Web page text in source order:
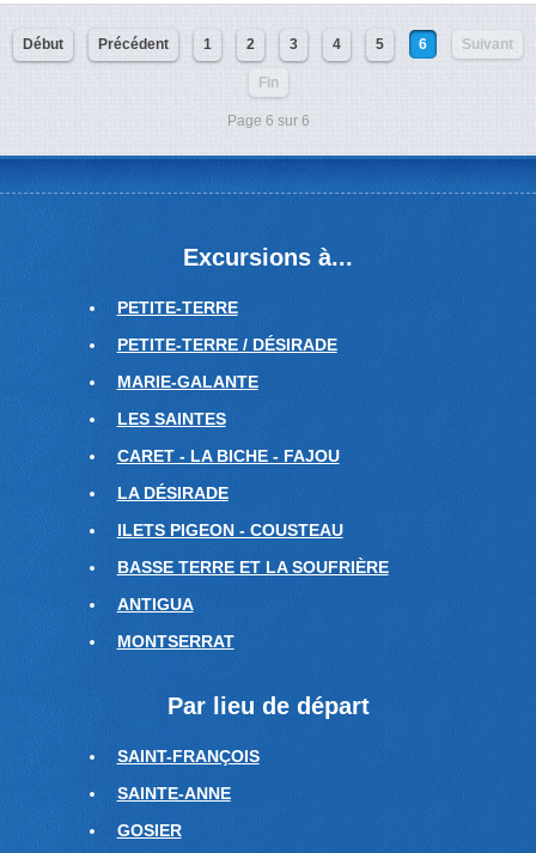
Début Précédent 1 2 3 4 5 6 Suivant
Fin
Page 6 sur 6
Excursions à...
PETITE-TERRE
PETITE-TERRE / DÉSIRADE
MARIE-GALANTE
LES SAINTES
CARET - LA BICHE - FAJOU
LA DÉSIRADE
ILETS PIGEON - COUSTEAU
BASSE TERRE ET LA SOUFRIÈRE
ANTIGUA
MONTSERRAT
Par lieu de départ
SAINT-FRANÇOIS
SAINTE-ANNE
GOSIER